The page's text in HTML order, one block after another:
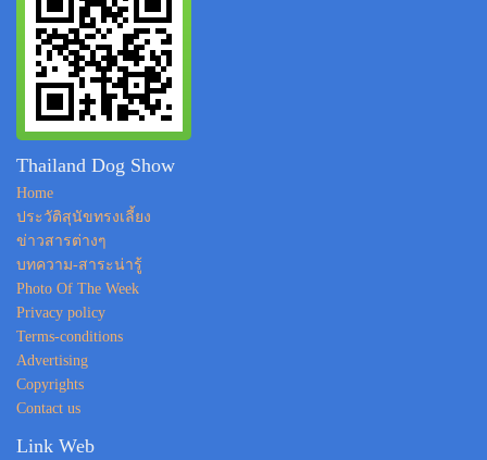
Thailand Dog Show
Home
ประวัติสุนัขทรงเลี้ยง
ข่าวสารต่างๆ
บทความ-สาระน่ารู้
Photo Of The Week
Privacy policy
Terms-conditions
Advertising
Copyrights
Contact us
Link Web